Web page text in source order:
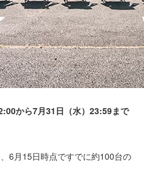
から7月31日（水）23:59まで
6月15日時点ですでに約100台の